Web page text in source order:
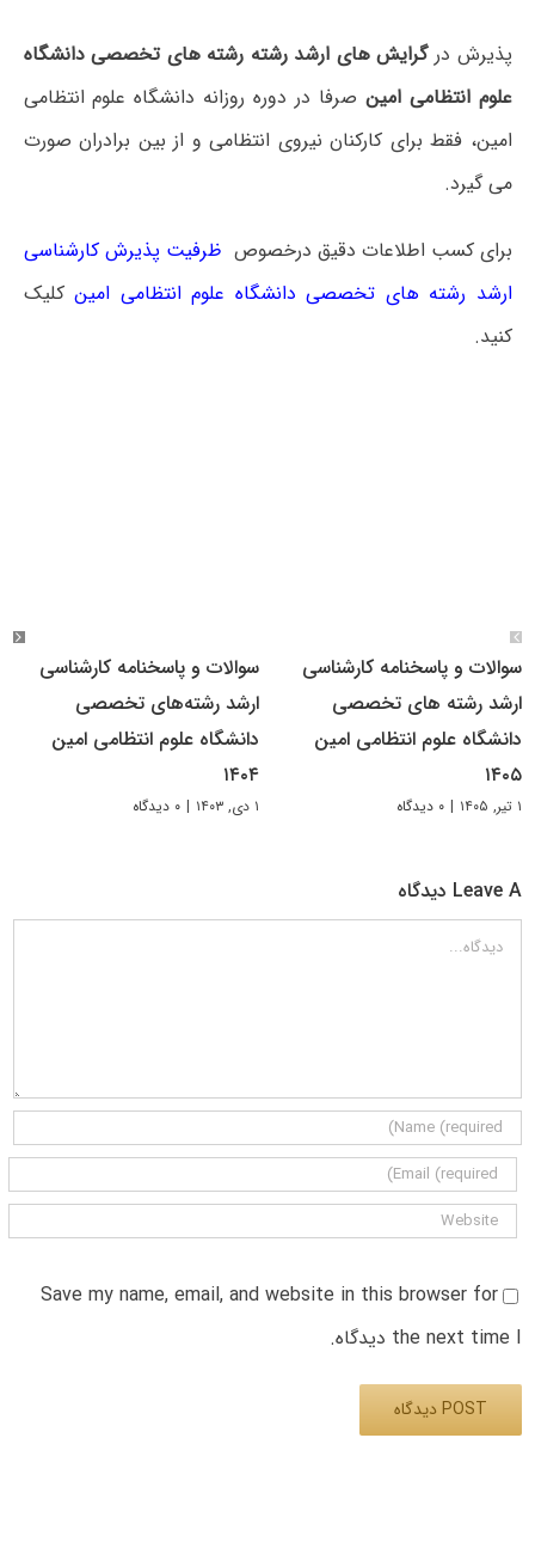
پذیرش درگرایش های ارشد رشته رشته های تخصصی دانشگاه
علوم انتظامی امین صرفا در دوره روزانه دانشگاه علوم انتظامی
امین، فقط برای کارکنان نیروی انتظامی و از بین برادران صورت
می گیرد.
برای کسب اطلاعات دقیق درخصوص ظرفیت پذیرش کارشناسی
ارشد رشته های تخصصی دانشگاه علوم انتظامی امین کلیک
کنید.
سوالات و پاسخنامه کارشناسی
ارشد رشته های تخصصی
دانشگاه علوم انتظامی امین
۱۴۰۵
۱ تیر, ۱۴۰۵ | ۰ دیدگاه
سوالات و پاسخنامه کارشناسی
ارشد رشته‌های تخصصی
دانشگاه علوم انتظامی امین
۱۴۰۴
۱ دی, ۱۴۰۳ | ۰ دیدگاه
Leave A دیدگاه
دیدگاه
Save my name, email, and website in this browser for
the next time I دیدگاه.